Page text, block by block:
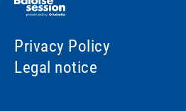
Privacy Policy
Legal notice